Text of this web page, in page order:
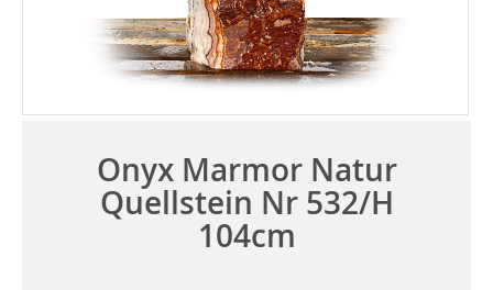
Onyx Marmor Natur
Quellstein Nr 532/H
104cm